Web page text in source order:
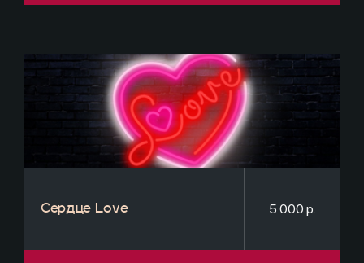
Сердце Love 5 000 р.